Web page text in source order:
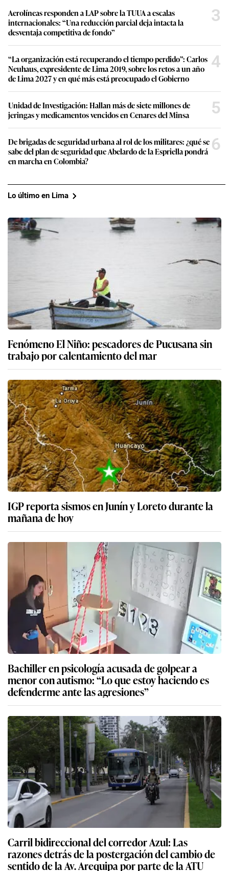
Aerolíneas responden a LAP sobre la TUUA a escalas
internacionales: “Una reducción parcial deja intacta la
desventaja competitiva de fondo”
3
“La organización está recuperando el tiempo perdido”: Carlos
Neuhaus, expresidente de Lima 2019, sobre los retos a un año
de Lima 2027 y en qué más está preocupado el Gobierno
4
Unidad de Investigación: Hallan más de siete millones de
jeringas y medicamentos vencidos en Cenares del Minsa
5
De brigadas de seguridad urbana al rol de los militares: ¿qué se
sabe del plan de seguridad que Abelardo de la Espriella pondrá
en marcha en Colombia?
6
Lo último en Lima
Fenómeno El Niño: pescadores de Pucusana sin
trabajo por calentamiento del mar
IGP reporta sismos en Junín y Loreto durante la
mañana de hoy
Bachiller en psicología acusada de golpear a
menor con autismo: “Lo que estoy haciendo es
defenderme ante las agresiones”
Carril bidireccional del corredor Azul: Las
razones detrás de la postergación del cambio de
sentido de la Av. Arequipa por parte de la ATU